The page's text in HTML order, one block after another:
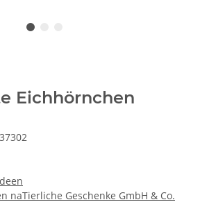
Eichhörnchen
naTierliche Geschenke GmbH & Co.